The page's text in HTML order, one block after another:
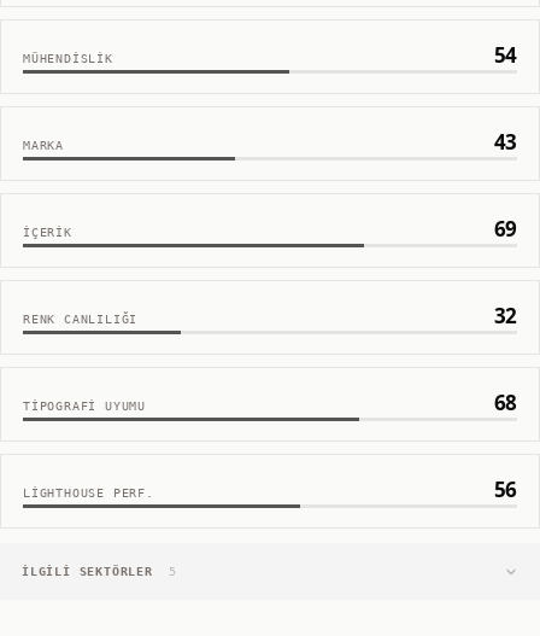
MÜHENDISLIK 54
MARKA 43
İÇERIK 69
RENK CANLILIĞI 32
TIPOGRAFI UYUMU 68
LIGHTHOUSE PERF. 56
İLGILI SEKTÖRLER 5